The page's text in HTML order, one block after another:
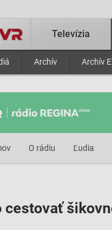
Televízia
Archív Archív
O rádiu Ľudia
cestovať